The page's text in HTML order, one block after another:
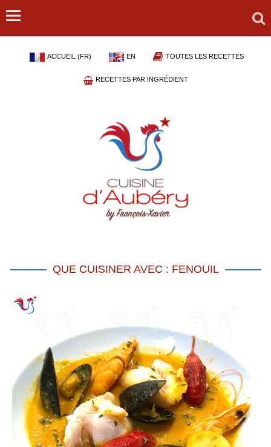
ACCUEIL (FR) EN TOUTES LES RECETTES
RECETTES PAR INGRÉDIENT
QUE CUISINER AVEC : FENOUIL